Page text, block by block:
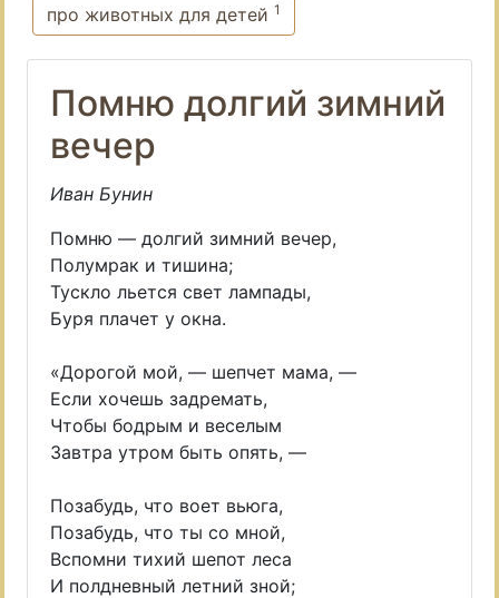
про животных для детей 1
Помню долгий зимний
вечер
Иван Бунин
Помню — долгий зимний вечер,
Полумрак и тишина;
Тускло льется свет лампады,
Буря плачет у окна.
«Дорогой мой, — шепчет мама, —
Если хочешь задремать,
Чтобы бодрым и веселым
Завтра утром быть опять, —
Позабудь, что воет вьюга,
Позабудь, что ты со мной,
Вспомни тихий шепот леса
И полдневный летний зной;